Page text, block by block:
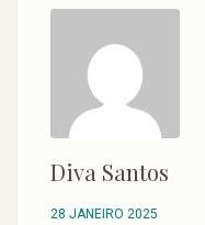
Diva Santos
28 JANEIRO 2025